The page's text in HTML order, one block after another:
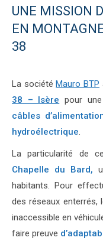
UNE MISSION
EN
38
La sociétéMauro BTP
38 – Isère pour
câbles
hydroélectrique.
La particularité de
Chapelle du Bard,
habitants. Pour
des réseaux enterrés,
inaccessible en
faire preuve